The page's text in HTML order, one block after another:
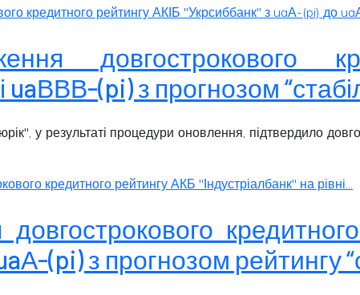
кредитного рейтингу АКІБ "Укрсиббанк" з uaА-(pi) до
довгострокового
uaВВВ-(pi) з прогнозом
у результаті процедури оновлення, підтвердило
кредитного рейтингу АКБ "Індустріалбанк" на рівні...
(pi) з прогнозом рейтингу